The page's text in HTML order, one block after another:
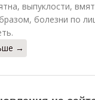
выпуклости,
болезни по
→